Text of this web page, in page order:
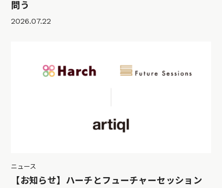
問う
2026.07.22
ニュース
【お知らせ】ハーチとフューチャーセッション